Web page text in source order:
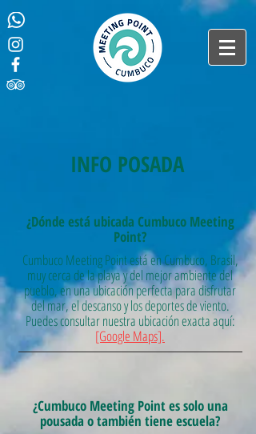
INFO POSADA
¿Dónde está ubicada Cumbuco Meeting
Point?
Cumbuco Meeting Point está en Cumbuco, Brasil,
muy cerca de la playa y del mejor ambiente del
pueblo, en una ubicación perfecta para disfrutar
del mar, el descanso y los deportes de viento.
Puedes consultar nuestra ubicación exacta aquí:
[Google Maps].
¿Cumbuco Meeting Point es solo una
pousada o también tiene escuela?